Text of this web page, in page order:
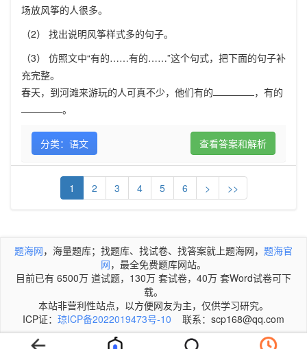
场放风筝的人很多。
（2） 找出说明风筝样式多的句子。
（3） 仿照文中“有的……有的……”这个句式，把下面的句子补
充完整。
春天，到河滩来游玩的人可真不少，他们有的
，有的
。
分类：语文 查看答案和解析
1 2 3 4 5 6 > >>
题海网，海量题库；找题库、找试卷、找答案就上题海网， 题海官
网，最全免费题库网站。
目前已有 6500万 道试题，130万 套试卷，40万 套Word试卷可下
载。
本站非营利性站点，以方便网友为主，仅供学习研究。
ICP证： 琼ICP备2022019473号-10 联系：scp168@qq.com